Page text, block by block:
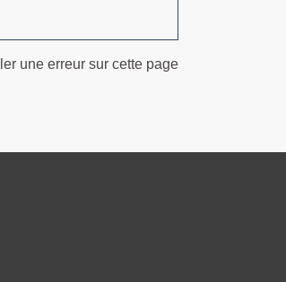
une erreur sur cette page